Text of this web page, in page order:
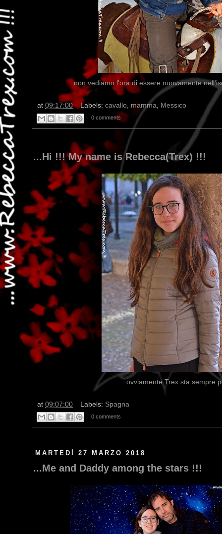
...non vediamo l'ora di essere nuovamente
at 09:17:00 Labels: cavallo, mamma, Messico
0 comments
...Hi !!! My name is Rebecca(Trex) !!!
...ovviamente Trex sta sempre
at 09:07:00 Labels: Spagna
0 comments
MARTEDÌ 27 MARZO 2018
...Me and Daddy among the stars !!!